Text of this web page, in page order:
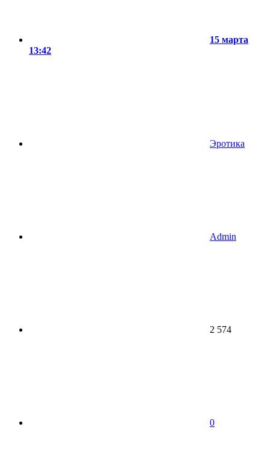
15 марта
13:42
Эротика
Admin
2 574
0